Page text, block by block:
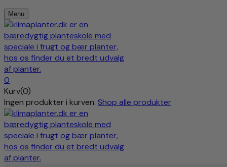
Menu
0
Kurv(0)
Ingen produkter i kurven. Shop alle produkter